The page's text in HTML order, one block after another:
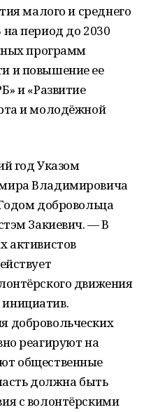
малого и среднего
период до 2030
программ
и повышение ее
и «Развитие
и молодёжной
год Указом
Владимировича
добровольца
Закиевич. — В
активистов
движения
добровольческих
реагируют на
общественные
должна быть
с волонтёрскими